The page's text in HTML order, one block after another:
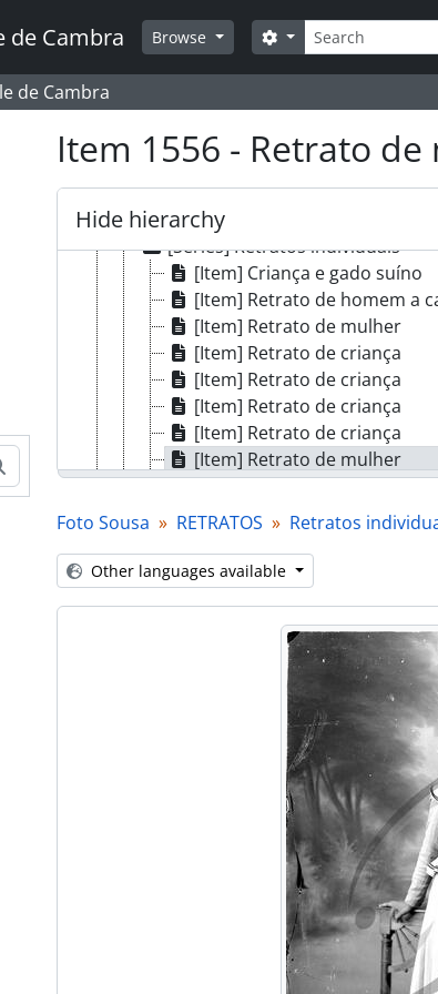
de Cambra Browse Search
Search options
de Cambra
Search
Item 1556 - Retrato
Hide hierarchy
[Part] DESPORTO
[Part] AGRICULTURA
[Part] ENSINO
[Part] PANORÂMICAS
[Part] ATIVIDADE POLÍTICA
[Part] RELIGIÃO
[Part] RETRATOS
[Series] Retratos individuais
[Item] Criança e gado suíno
[Item] Retrato de homem a
[Item] Retrato de mulher
[Item] Retrato de criança
[Item] Retrato de criança
[Item] Retrato de criança
[Item] Retrato de criança
[Item] Retrato de mulher
[Item] Retrato de mulher
[Item] Retrato de aluno
[Item] Retrato de mulher
[Item] Retrato de mulher
[Item] Retrato de criança
[Item] Retrato de mulher
[Item] Retrato de homem
[Item] Retrato de criança
[Item] Retrato de criança
[Item] Retrato de criança
[Item] Retrato de criança
[Item] Retrato de homem
[Item] Retrato de mulher
[Item] Retrato de homem
[Item] Retrato de criança
[Item] Retrato de mulher
[Item] Retrato de criança
[Item] Retrato de mulher
Foto Sousa RETRATOS Retratos
Other languages available